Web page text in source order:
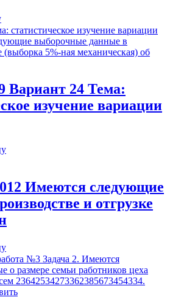
Вариант 24 Тема:
изучение вариации
Имеются следующие
и отгрузке